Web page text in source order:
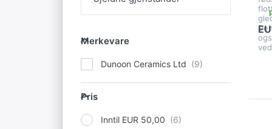
Merkevare
Merkevare
Dunoon Ceramics Ltd
Pris
Pris
Inntil EUR 50,00